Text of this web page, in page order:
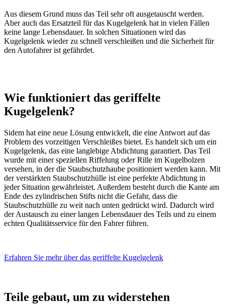
Aus diesem Grund muss das Teil sehr oft ausgetauscht werden.
Aber auch das Ersatzteil für das Kugelgelenk hat in vielen Fällen
keine lange Lebensdauer. In solchen Situationen wird das
Kugelgelenk wieder zu schnell verschleißen und die Sicherheit für
den Autofahrer ist gefährdet.
Wie funktioniert das geriffelte
Kugelgelenk?
Sidem hat eine neue Lösung entwickelt, die eine Antwort auf das
Problem des vorzeitigen Verschleißes bietet. Es handelt sich um ein
Kugelgelenk, das eine langlebige Abdichtung garantiert. Das Teil
wurde mit einer speziellen Riffelung oder Rille im Kugelbolzen
versehen, in der die Staubschutzhaube positioniert werden kann. Mit
der verstärkten Staubschutzhülle ist eine perfekte Abdichtung in
jeder Situation gewährleistet. Außerdem besteht durch die Kante am
Ende des zylindrischen Stifts nicht die Gefahr, dass die
Staubschutzhülle zu weit nach unten gedrückt wird. Dadurch wird
der Austausch zu einer langen Lebensdauer des Teils und zu einem
echten Qualitätsservice für den Fahrer führen.
Erfahren Sie mehr über das geriffelte Kugelgelenk
Teile gebaut, um zu widerstehen